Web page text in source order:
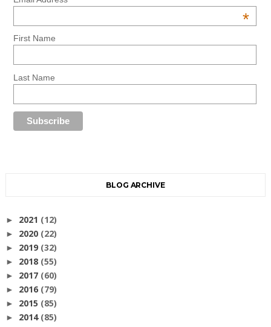
*
First Name
Last Name
BLOG ARCHIVE
► 2021 (12)
► 2020 (22)
► 2019 (32)
► 2018 (55)
► 2017 (60)
► 2016 (79)
► 2015 (85)
► 2014 (85)